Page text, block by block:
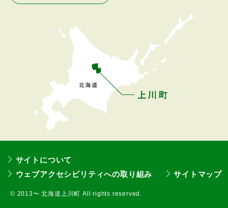
サイトについて
ウェブアクセシビリティへの取り組み
サイトマップ
© 2013〜 北海道上川町 All rights reserved.